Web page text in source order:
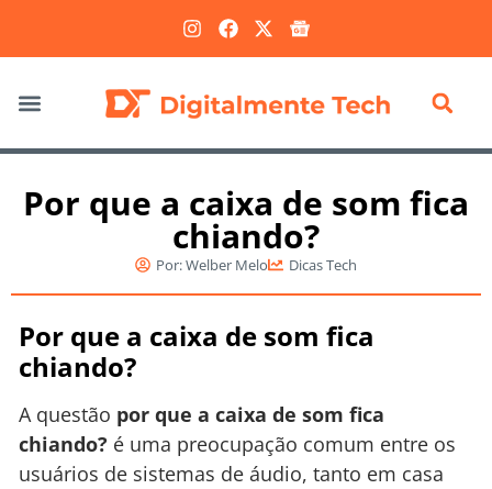
Por que a caixa de som fica
chiando?
Por:Welber Melo Dicas Tech
Por que a caixa de som fica
chiando?
A questão por que a caixa de som fica
chiando? é uma preocupação comum entre os
usuários de sistemas de áudio, tanto em casa